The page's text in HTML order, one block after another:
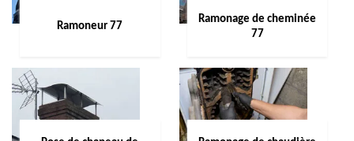
Ramoneur 77
Ramonage de cheminée
77